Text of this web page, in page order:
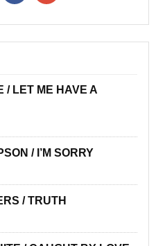
/ LET ME HAVE A
/ I’M SORRY
/ TRUTH